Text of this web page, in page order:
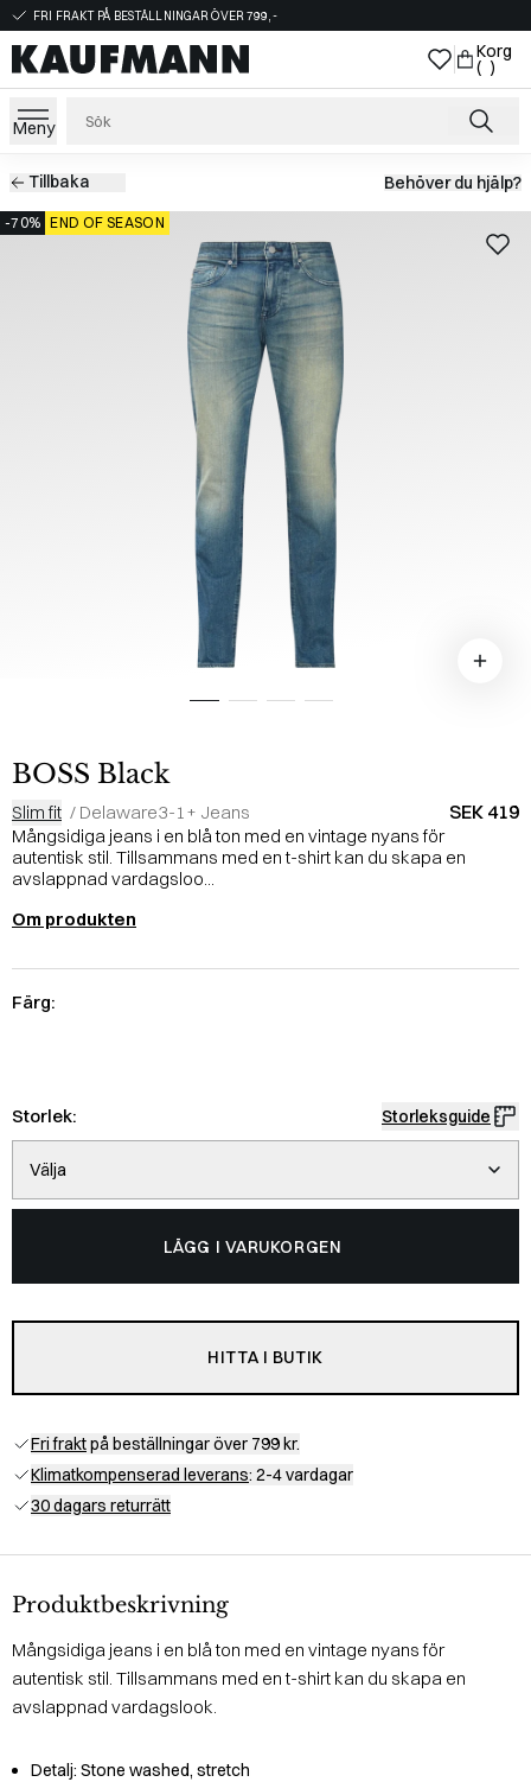
FRI FRAKT PÅ BESTÄLLNINGAR ÖVER 799,-
Korg
( )
Meny
Tillbaka Behöver du hjälp?
-70% END OF SEASON
BOSS Black
Slim fit / Delaware3-1+ Jeans SEK 419
Mångsidiga jeans i en blå ton med en vintage nyans för
autentisk stil. Tillsammans med en t-shirt kan du skapa en
avslappnad vardagsloo...
Om produkten
Färg:
Storlek: Storleksguide
Välja
LÄGG I VARUKORGEN
HITTA I BUTIK
Fri fraktpå beställningar över 799 kr.
Klimatkompenserad leverans: 2-4 vardagar
30 dagars returrätt
Produktbeskrivning
Mångsidiga jeans i en blå ton med en vintage nyans för
autentisk stil. Tillsammans med en t-shirt kan du skapa en
avslappnad vardagslook.
Detalj: Stone washed, stretch